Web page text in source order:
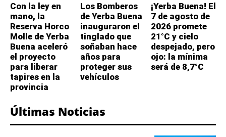
Con la ley en
mano, la
Reserva Horco
Molle de Yerba
Buena aceleró
el proyecto
para liberar
tapires en la
provincia
Los Bomberos
de Yerba Buena
inauguraron el
tinglado que
soñaban hace
años para
proteger sus
vehículos
¡Yerba Buena! El
7 de agosto de
2026 promete
21°C y cielo
despejado, pero
ojo: la mínima
será de 8,7°C
Últimas Noticias